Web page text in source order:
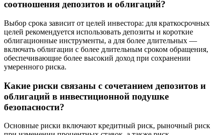
соотношения депозитов и облигаций?
Выбор срока зависит от целей инвестора: для краткосрочных
целей рекомендуется использовать депозиты и короткие
облигационные инструменты, а для более длительных —
включать облигации с более длительным сроком обращения,
обеспечивающие более высокий доход при сохранении
умеренного риска.
Какие риски связаны с сочетанием депозитов и
облигаций в инвестиционной подушке
безопасности?
Основные риски включают кредитный риск, рыночный риск